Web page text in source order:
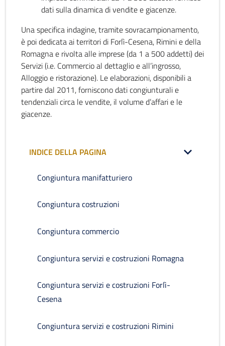
dati sulla dinamica di vendite e giacenze.
Una specifica indagine, tramite sovracampionamento,
è poi dedicata ai territori di Forlì-Cesena, Rimini e della
Romagna e rivolta alle imprese (da 1 a 500 addetti) dei
Servizi (i.e. Commercio al dettaglio e all’ingrosso,
Alloggio e ristorazione). Le elaborazioni, disponibili a
partire dal 2011, forniscono dati congiunturali e
tendenziali circa le vendite, il volume d’affari e le
giacenze.
INDICE DELLA PAGINA
Congiuntura manifatturiero
Congiuntura costruzioni
Congiuntura commercio
Congiuntura servizi e costruzioni Romagna
Congiuntura servizi e costruzioni Forlì-
Cesena
Congiuntura servizi e costruzioni Rimini